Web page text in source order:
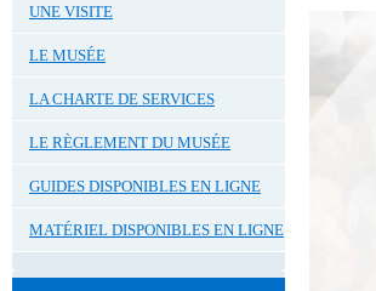
UNE VISITE
LE MUSÉE
LA CHARTE DE SERVICES
LE RÈGLEMENT DU MUSÉE
GUIDES DISPONIBLES EN LIGNE
MATÉRIEL DISPONIBLES EN LIGNE